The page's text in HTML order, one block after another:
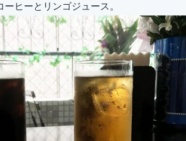
ーヒーとリンゴジュース。